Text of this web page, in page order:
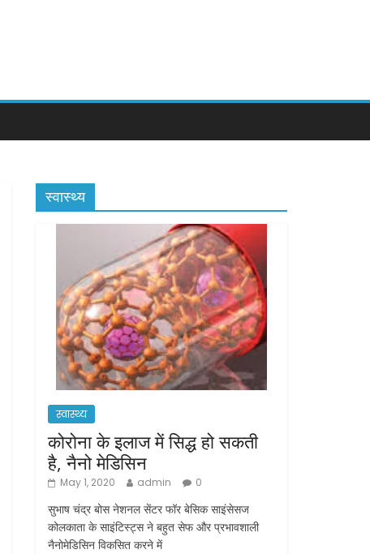
स्वास्थ्य
स्वास्थ्य
कोरोना के इलाज में सिद्ध हो सकती
है, नैनो मेडिसिन
May 1, 2020 admin 0
सुभाष चंद्र बोस नेशनल सेंटर फॉर बेसिक साइंसेसज
कोलकाता के साइंटिस्ट्स ने बहुत सेफ और प्रभावशाली
नैनोमेडिसिन विकसित करने में